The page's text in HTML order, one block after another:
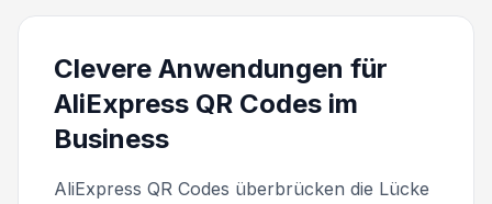
Clevere Anwendungen für
AliExpress QR Codes im
Business
AliExpress QR Codes überbrücken die Lücke